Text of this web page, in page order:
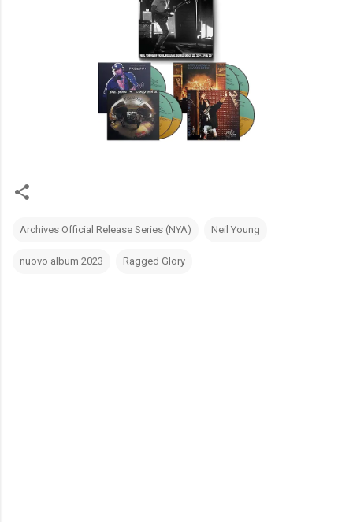
Archives Official Release Series (NYA) Neil Young
nuovo album 2023 Ragged Glory